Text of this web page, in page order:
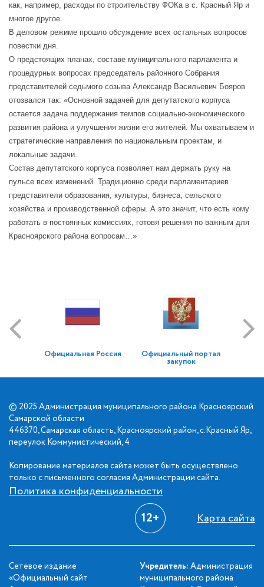
как, например, расходы по строительству ФОКа в с. Красный Яр и
многое другое.
В деловом режиме прошло обсуждение всех остальных вопросов
повестки дня.
О предстоящих планах, составе муниципального парламента и
процедурных вопросах председатель районного Собрания
представителей седьмого созыва Александр Васильевич Бояров
отозвался так: «Основной задачей для депутатского корпуса
остается задача поддержания темпов социально-экономического
развития района и улучшения жизни его жителей. Мы охватываем и
стратегические направления по национальным проектам, и
локальные задачи.
Состав депутатского корпуса позволяет нам держать руку на
пульсе всех изменений. Традиционно среди парламентариев
представители образования, культуры, бизнеса, сельского
хозяйства и производственной сферы. А это значит, что есть кому
работать в постоянных комиссиях, готовя решения по важным для
Красноярского района вопросам…»
Официальная Россия Официальный портал
закупок
© 2025 Администрация муниципального района Красноярский
Самарской области
446370, Самарская область, Красноярский район, с.Красный Яр,
переулок Коммунистический, 4
Копирование материалов сайта может быть осуществлено
только с письменного согласия Администрации сайта.
Политика конфиденциальности
12+ Карта сайта
Сетевое издание
«Официальный сайт
Учредитель: Администрация
муниципального района